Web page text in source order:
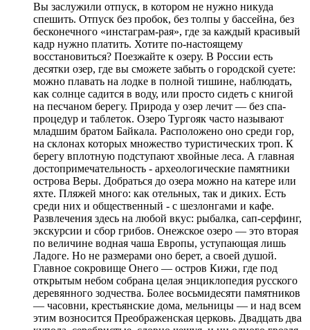
Вы заслужили отпуск, в котором не нужно никуда
спешить. Отпуск без пробок, без толпы у бассейна, без
бесконечного «инстаграм-рая», где за каждый красивый
кадр нужно платить. Хотите по-настоящему
восстановиться? Поезжайте к озеру. В России есть
десятки озер, где вы сможете забыть о городской суете:
можно плавать на лодке в полной тишине, наблюдать,
как солнце садится в воду, или просто сидеть с книгой
на песчаном берегу. Природа у озер лечит — без спа-
процедур и таблеток. Озеро Тургояк часто называют
младшим братом Байкала. Расположено оно среди гор,
на склонах которых множество туристических троп. К
берегу вплотную подступают хвойные леса. А главная
достопримечательность - археологические памятники
острова Веры. Добраться до озера можно на катере или
яхте. Пляжей много: как отельных, так и диких. Есть
среди них и общественный - с шезлонгами и кафе.
Развлечения здесь на любой вкус: рыбалка, сап-серфинг,
экскурсии и сбор грибов. Онежское озеро — это вторая
по величине водная чаша Европы, уступающая лишь
Ладоге. Но не размерами оно берет, а своей душой.
Главное сокровище Онего — остров Кижи, где под
открытым небом собрана целая энциклопедия русского
деревянного зодчества. Более восьмидесяти памятников
— часовни, крестьянские дома, мельницы — и над всем
этим возносится Преображенская церковь. Двадцать два